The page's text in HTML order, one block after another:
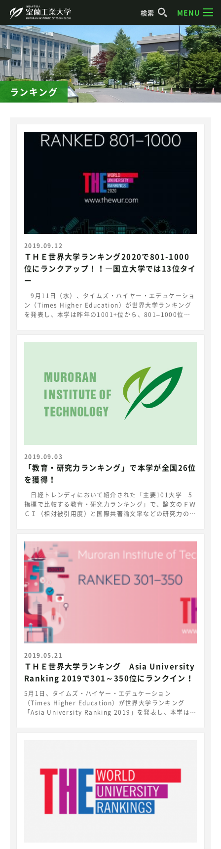
検索 MENU
ランキング
2019.09.12
ＴＨＥ世界大学ランキング2020で801-1000
位にランクアップ！！―国立大学では13位タイ
ー
9月11日（水）、タイムズ・ハイヤー・エデュケーショ
ン（Times Higher Education）が世界大学ランキング
を発表し、本学は昨年の1001+位から、801–1000位に
位)についで、札幌医科大学（801 – 1000位）とともにラ
university-rankings/2020/world-
ranking#!/page/0/length/25/locations/JP/sort_by
/rank/sort_order/asc/cols/stats 世界大学ランキ
ングは世界の大学を「研究力」を主な指標として、
Teaching、 Research、 Citations、 Industry
Income、 International Outlookの観点から評価する
の大学（国立は57大学）がランクインしています。ここ
で本学は全国で26位タイ（国立大学では13位タイ）とい
う高い評価を得ています。（※本学独自の分析による）
本学は、「確かな研究力をベースとした教育力」で、地
域にそして世界に貢献できる理工系学生の育成に邁進しま
す。
2019.09.03
「教育・研究力ランキング」で本学が全国26位
を獲得！
日経トレンディにおいて紹介された「主要101大学 5
指標で比較する教育・研究力ランキング」で、論文のＦＷ
ＣＩ（相対被引用度）と国際共著論文率などの研究力の高
た。 詳しくは、日経トレンディ2019年9月号をご覧く
ださい。 室蘭工業大学は工業大学としての教員の確か
な研究力と30,000余の同窓生の活躍を実績として教育改
革を進め、地域にそして世界に貢献できる理工系学生の育
成に邁進します。
2019.05.21
ＴＨＥ世界大学ランキング Asia University
Ranking 2019で301～350位にランクイン！
5月1日、タイムズ・ハイヤー・エデュケーション
（Times Higher Education）が世界大学ランキング
「Asia University Ranking 2019」を発表し、本学は
2019は、中国、シンガポール、インド、サウジアラビア
などのアジア地域の27の国や地域の大学を対象に教育、
研究、論文の被引用数、産学連携、国際性の多様な指標に
基づいて決定されています。今回は、350以上の大学がラ
ンクインし、日本からは103の大学が選ばれました。本学
も教育、研究等について評価され、ランクインしていま